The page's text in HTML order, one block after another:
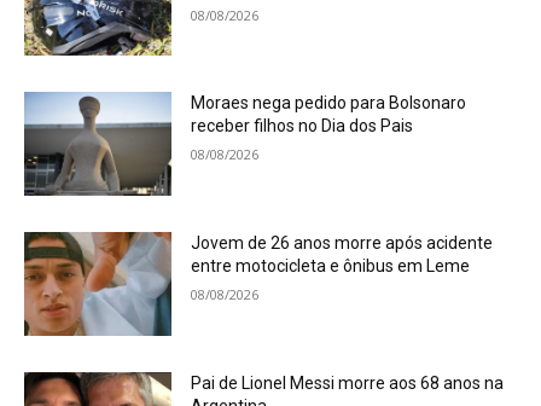
08/08/2026
Moraes nega pedido para Bolsonaro
receber filhos no Dia dos Pais
08/08/2026
Jovem de 26 anos morre após acidente
entre motocicleta e ônibus em Leme
08/08/2026
Pai de Lionel Messi morre aos 68 anos na